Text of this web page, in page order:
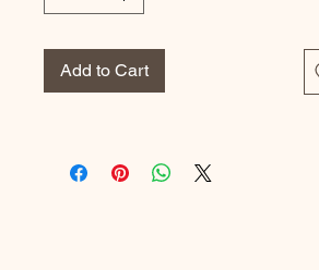
classiques ou croisées pour s'adapter à
Référence fabriquant : 12S324_361
Add to Cart